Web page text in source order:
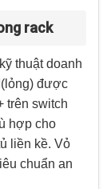
rack
thuật doanh
được
trên switch
hợp cho
liền kề. Vỏ
chuẩn an